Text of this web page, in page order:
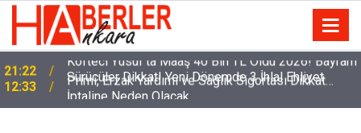
12:33
Sürücüler Dikkat! Yeni Dönemde 3 İhlal Ehliyet
İptaline Neden Olacak